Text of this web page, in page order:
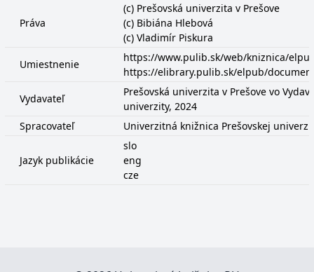
Práva
(c) Prešovská univerzita v Prešove
(c) Bibiána Hlebová
(c) Vladimír Piskura
Umiestnenie
https://www.pulib.sk/web/kniznica/
https://elibrary.pulib.sk/elpub/
Vydavateľ
Prešovská univerzita v Prešove vo
univerzity, 2024
Spracovateľ
Univerzitná knižnica Prešovskej
Jazyk publikácie
slo
eng
cze